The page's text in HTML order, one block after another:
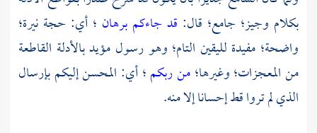
بكلام وجيز؛ جامع؛ قال: قد جاءكم برهان ؛ أي: حجة نيرة؛
واضحة؛ مفيدة لليقين التام؛ وهو رسول مؤيد بالأدلة القاطعة
من المعجزات؛ وغيرها؛من ربكم؛ أي: المحسن إليكم بإرسال
الذي لم تروا قط إحسانا إلا منه.